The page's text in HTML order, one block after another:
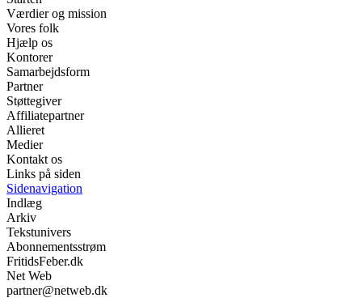
Værdier og mission
Vores folk
Hjælp os
Kontorer
Samarbejdsform
Partner
Støttegiver
Affiliatepartner
Allieret
Medier
Kontakt os
Links på siden
Sidenavigation
Indlæg
Arkiv
Tekstunivers
Abonnementsstrøm
FritidsFeber.dk
Net Web
partner@netweb.dk